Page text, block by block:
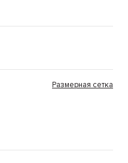
Размерная сетка